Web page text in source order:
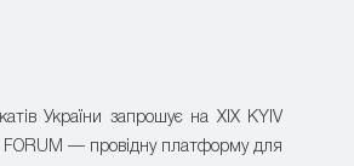
України запрошує на XIX KYIV
FORUM — провідну платформу для